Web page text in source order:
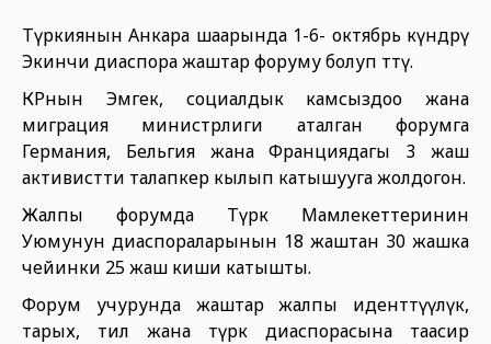
Түркиянын Анкара шаарында 1-6- октябрь күндөрү
Экинчи диаспора жаштар форуму болуп өттү.
КРнын Эмгек, социалдык камсыздоо жана
миграция министрлиги аталган форумга
Германия, Бельгия жана Франциядагы 3 жаш
активистти талапкер кылып катышууга жолдогон.
Жалпы форумда Түрк Мамлекеттеринин
Уюмунун диаспораларынын 18 жаштан 30 жашка
чейинки 25 жаш киши катышты.
Форум учурунда жаштар жалпы иденттүүлүк,
тарых, тил жана түрк диаспорасына таасир